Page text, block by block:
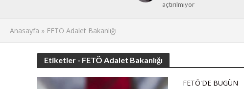
açtırılmıyor
Anasayfa » FETÖ Adalet Bakanlığı
Etiketler - FETÖ Adalet Bakanlığı
FETÖ'DE BUGÜN